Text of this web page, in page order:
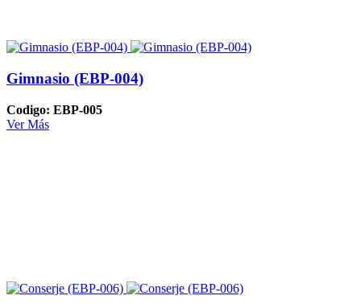
Gimnasio (EBP-004)
Codigo: EBP-005
Ver Más